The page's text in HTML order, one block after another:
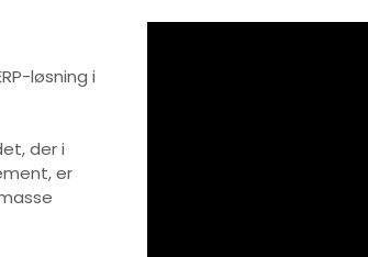
løsning i
der i
er